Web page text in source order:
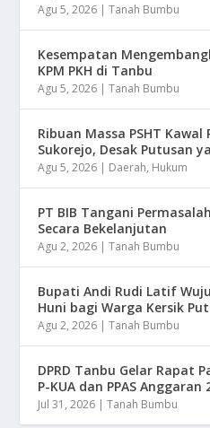
Agu 5, 2026 |Tanah Bumbu
Kesempatan
KPM PKH di Tanbu
Agu 5, 2026 |Tanah Bumbu
Ribuan Massa PSHT Kawal
Sukorejo, Desak Putusan
Agu 5, 2026 | Daerah, Hukum
PT BIB Tangani
Secara Bekelanjutan
Agu 2, 2026 |Tanah Bumbu
Bupati Andi Rudi Latif
Huni bagi Warga Kersik
Agu 2, 2026 |Tanah Bumbu
DPRD Tanbu Gelar Rapat
P-KUA dan PPAS Anggaran
Jul 31, 2026 |Tanah Bumbu